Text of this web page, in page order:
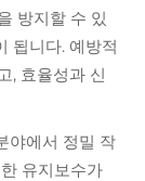
방지할 수 있
됩니다. 예방적
, 효율성과 신
야에서 정밀 작
유지보수가